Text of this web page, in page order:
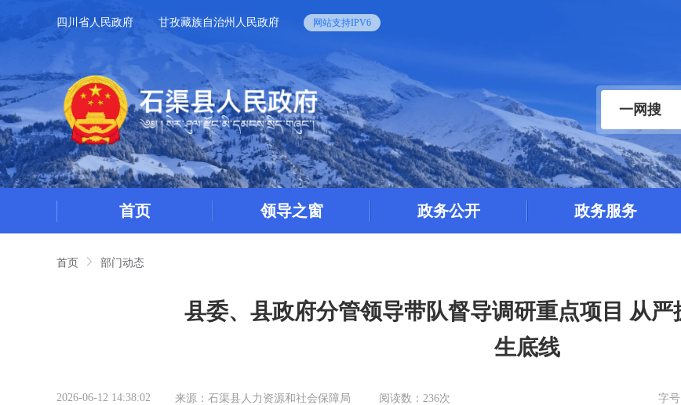
四川省人民政府 甘孜藏族自治州人民政府 网站支持IPV6
一网搜
首页 领导之窗 政务公开 政务服务
首页 部门动态
县委、县政府分管领导带队督导调研重点项目 从
生底线
2026-06-12 14:38:02 来源： 石渠县人力资源和社会保障局 阅读数： 236次 字号